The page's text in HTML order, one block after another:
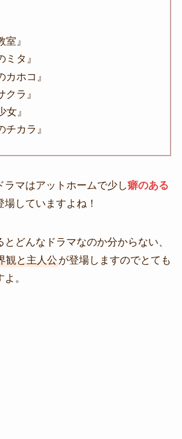
室』
ミタ』
カホコ』
クラ』
女』
チカラ』
ラマはアットホームで少し癖のある
場していますよね！
どんなドラマなのか分からない、
観と主人公が登場しますのでとても
。